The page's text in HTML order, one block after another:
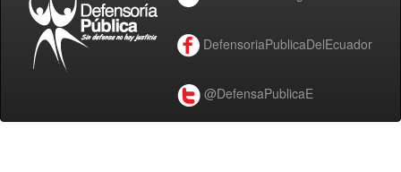
DefensoriaPublicaDelEcuador
@DefensaPublicaE